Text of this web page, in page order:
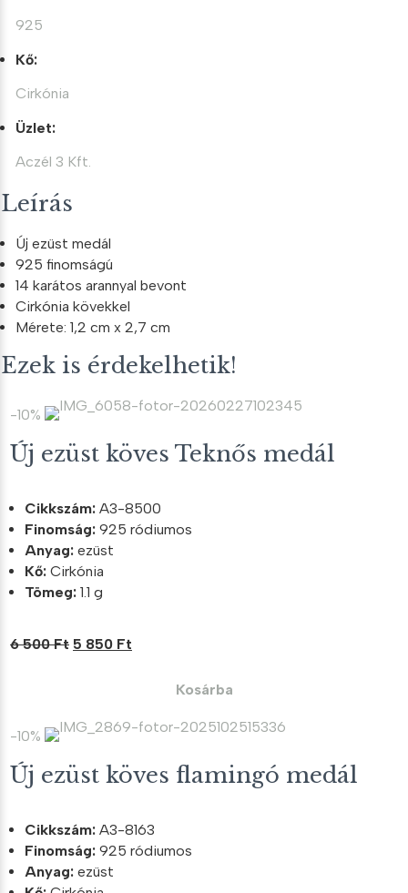
925
Kő:
Cirkónia
Üzlet:
Aczél 3 Kft.
Leírás
Új ezüst medál
925 finomságú
14 karátos arannyal bevont
Cirkónia kövekkel
Mérete: 1,2 cm x 2,7 cm
Ezek is érdekelhetik!
-10%
Új ezüst köves Teknős medál
Cikkszám: A3-8500
Finomság: 925 ródiumos
Anyag: ezüst
Kő: Cirkónia
Tömeg: 1.1 g
6 500Ft Original
500 Ft.
5 850 Ft
850 Ft.
Kosárba
-10%
Új ezüst köves flamingó medál
Cikkszám: A3-8163
Finomság: 925 ródiumos
Anyag: ezüst